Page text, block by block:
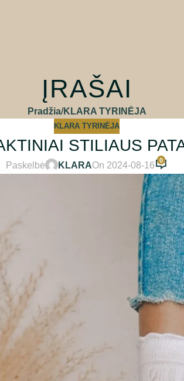
ĮRAŠAI
Pradžia KLARA TYRINĖJA
KLARA TYRINĖJA
STILIAUS
Paskelbė KLARAOn 2024-08-16
0